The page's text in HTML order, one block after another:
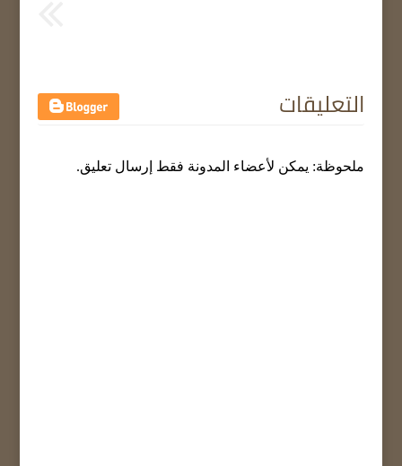
التعليقات
ملحوظة: يمكن لأعضاء المدونة فقط إرسال تعليق.